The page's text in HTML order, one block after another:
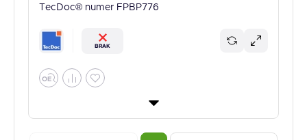
TecDoc® numer FPBP776
BRAK